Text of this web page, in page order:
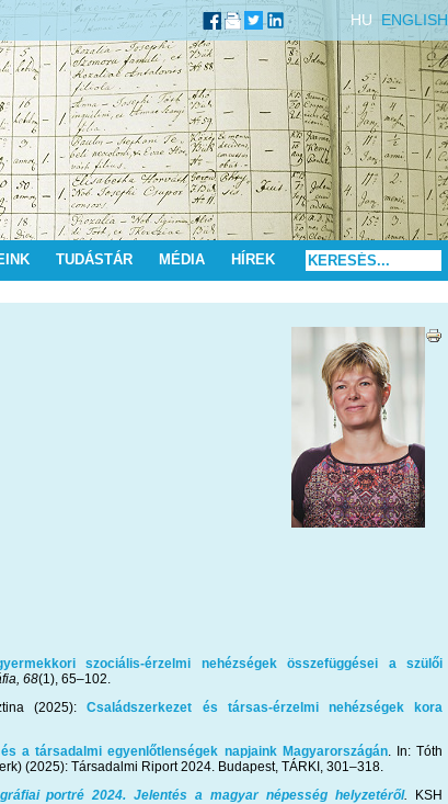
HU ENGLISH
TUDÁSTÁR MÉDIA HÍREK
szociális-érzelmi nehézségek összefüggései a szülői
68(1), 65–102.
(2025):Családszerkezet és társas-érzelmi nehézségek kora
a társadalmi egyenlőtlenségek napjaink Magyarországán. In: Tóth
(2025): Társadalmi Riport 2024. Budapest, TÁRKI, 301–318.
portré 2024. Jelentés a magyar népesség helyzetéről. KSH